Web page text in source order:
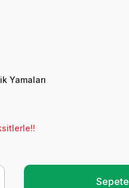
Yamaları